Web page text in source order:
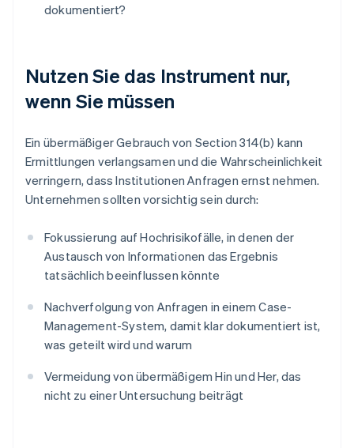
dokumentiert?
Nutzen Sie das Instrument nur,
wenn Sie müssen
Ein übermäßiger Gebrauch von Section 314(b) kann
Ermittlungen verlangsamen und die Wahrscheinlichkeit
verringern, dass Institutionen Anfragen ernst nehmen.
Unternehmen sollten vorsichtig sein durch:
Fokussierung auf Hochrisikofälle, in denen der
Austausch von Informationen das Ergebnis
tatsächlich beeinflussen könnte
Nachverfolgung von Anfragen in einem Case-
Management-System, damit klar dokumentiert ist,
was geteilt wird und warum
Vermeidung von übermäßigem Hin und Her, das
nicht zu einer Untersuchung beiträgt